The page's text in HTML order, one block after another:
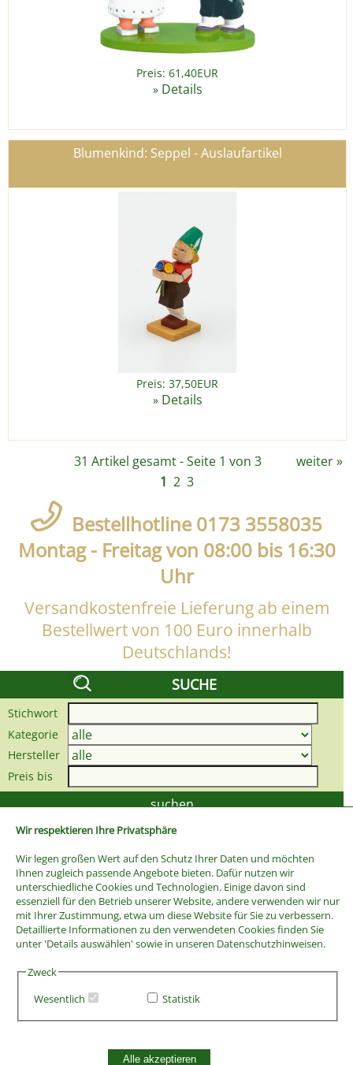
Wir respektieren Ihre Privatsphäre
Wir legen großen Wert auf den Schutz Ihrer Daten und möchten
Ihnen zugleich passende Angebote bieten. Dafür nutzen wir
unterschiedliche Cookies und Technologien. Einige davon sind
essenziell für den Betrieb unserer Website, andere verwenden wir nur
mit Ihrer Zustimmung, etwa um diese Website für Sie zu verbessern.
Detaillierte Informationen zu den verwendeten Cookies finden Sie
unter 'Details auswählen' sowie in unseren Datenschutzhinweisen.
Zweck
Wesentlich
Statistik
Alle akzeptieren
Preis: 61,40EUR
» Details
Blumenkind: Seppel - Auslaufartikel
Preis: 37,50EUR
» Details
31 Artikel gesamt - Seite 1 von 3 weiter»
1 2 3
Bestellhotline 0173 3558035
Montag - Freitag von 08:00 bis 16:30
Uhr
Versandkostenfreie Lieferung ab einem
Bestellwert von 100 Euro innerhalb
Deutschlands!
SUCHE
Stichwort
Kategorie
Hersteller
Preis bis
AGB
Vertrag widerrufen